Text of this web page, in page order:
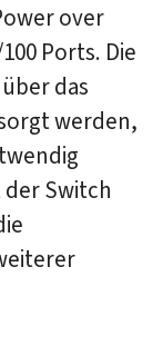
over
Ports. Die
das
werden,
Switch